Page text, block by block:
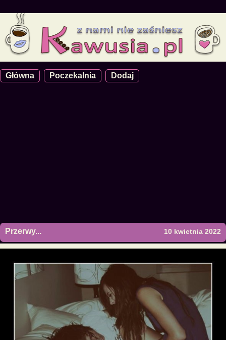
Główna Poczekalnia Dodaj
Przerwy... 10 kwietnia 2022